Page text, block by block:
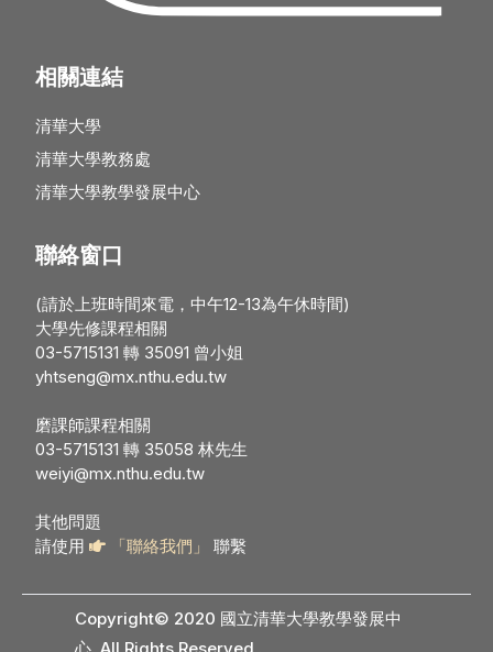
相關連結
清華大學
清華大學教務處
清華大學教學發展中心
聯絡窗口
(請於上班時間來電，中午12-13為午休時間)
大學先修課程相關
03-5715131 轉 35091 曾小姐
yhtseng@mx.nthu.edu.tw
磨課師課程相關
03-5715131 轉 35058 林先生
weiyi@mx.nthu.edu.tw
其他問題
請使用
「聯絡我們」 聯繫
Copyright© 2020 國立清華大學教學發展中